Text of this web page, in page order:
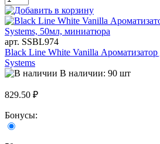
арт. SSBL974
Black Line White Vanilla Ароматизатор
Systems
В наличии: 90 шт
829.50 ₽
Бонусы: